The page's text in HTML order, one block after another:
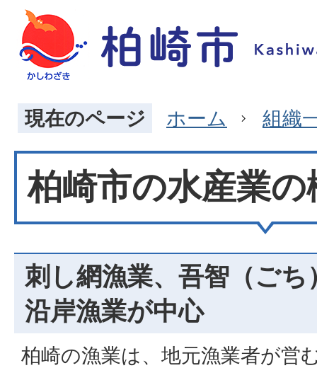
現在のページ ホーム 組織
柏崎市の水産業の
刺し網漁業、吾智（ご
沿岸漁業が中心
柏崎の漁業は、地元漁業者が営